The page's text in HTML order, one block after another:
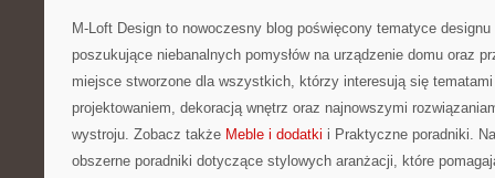
M-Loft Design to nowoczesny blog poświęcony tematyce
poszukujące niebanalnych pomysłów na urządzenie domu oraz
miejsce stworzone dla wszystkich, którzy interesują się
projektowaniem, dekoracją wnętrz oraz najnowszymi
wystroju. Zobacz także Meble i dodatki i Praktyczne poradniki.
obszerne poradniki dotyczące stylowych aranżacji, które